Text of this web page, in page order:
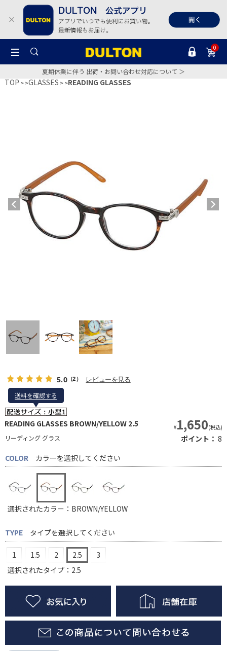
0
夏期休業に伴う 出荷・お問い合わせ対応について ＞
TOP >GLASSES >READING GLASSES
5.0（2） レビューを見る
送料を確認する
送料を確認する
READING GLASSES BROWN/YELLOW 2.5
リーディング グラス
¥1,650(税込)
ポイント： 8
COLOR
カラーを選択してください
選択されたカラー：BROWN/YELLOW
TYPE タイプを選択してください
1 1.5 2 2.5
3
選択されたタイプ：2.5